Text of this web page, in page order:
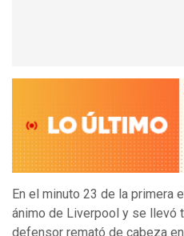
En el minuto 23 de la primera
ánimo de Liverpool y se llevó
defensor remató de cabeza